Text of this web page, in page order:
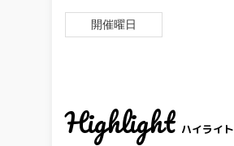
開催曜日
Highlight ハイライト